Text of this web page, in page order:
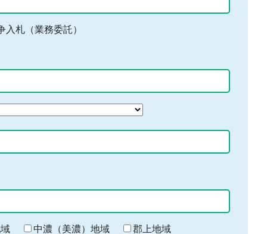
入札（業務委託）
中濃（美濃）地域
郡上地域